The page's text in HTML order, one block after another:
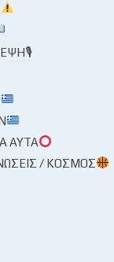
ΑΥΤΆ
/ ΚΌΣΜΟΣ